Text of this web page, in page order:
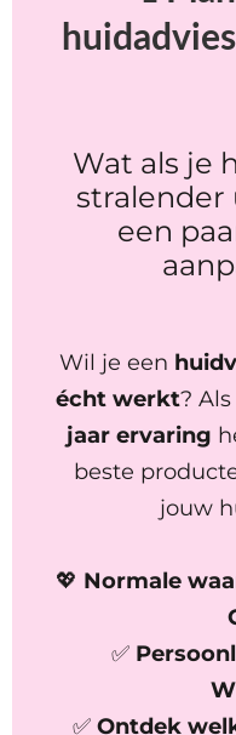
Wat als je
stralender
een
Wil je een
écht werkt?
jaar ervaring
beste
jouw
💖 Normale
✅
✅ Ontdek